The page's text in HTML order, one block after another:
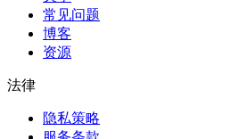
常见问题
博客
资源
法律
隐私策略